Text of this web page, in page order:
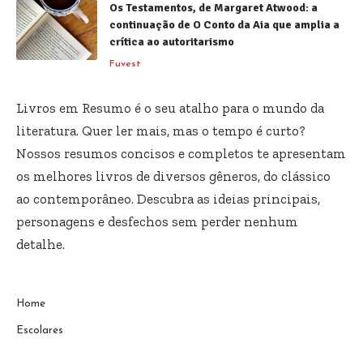
Os Testamentos, de Margaret Atwood: a
continuação de O Conto da Aia que amplia a
crítica ao autoritarismo
Fuvest
Livros em Resumo é o seu atalho para o mundo da
literatura. Quer ler mais, mas o tempo é curto?
Nossos resumos concisos e completos te apresentam
os melhores livros de diversos gêneros, do clássico
ao contemporâneo. Descubra as ideias principais,
personagens e desfechos sem perder nenhum
detalhe.
Home
Escolares